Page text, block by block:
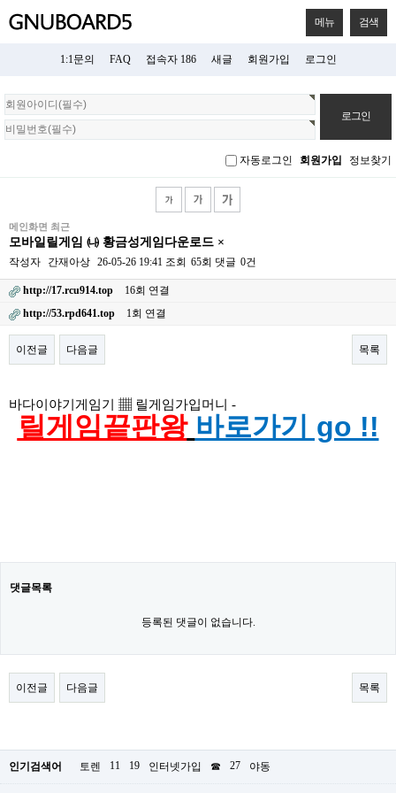
메뉴 검색
1:1문의 FAQ 접속자 186 새글 회원가입 로그인
회
원
로
자동로그인 회원가입 정보찾기
메인화면 최근
모바일릴게임 ㈏ 황금성게임다운로드 ×
작성자 간재아상 26-05-26 19:41 조회 65회 댓글 0건
http://17.rcu914.top
16회 연결
http://53.rpd641.top
1회 연결
이전글 다음글 목록
바다이야기게임기 ▦ 릴게임가입머니 -
릴게임끝판왕 바로가기 go !!
댓글목록
등록된 댓글이 없습니다.
이전글 다음글 목록
인기검색어 토렌 11 19 인터넷가입 ☎ 27 야동